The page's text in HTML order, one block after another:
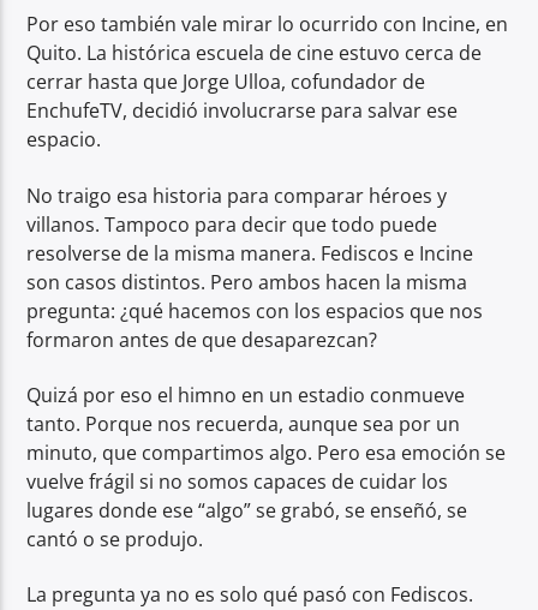
Por eso también vale mirar lo ocurrido con Incine, en
Quito. La histórica escuela de cine estuvo cerca de
cerrar hasta que Jorge Ulloa, cofundador de
EnchufeTV, decidió involucrarse para salvar ese
espacio.
No traigo esa historia para comparar héroes y
villanos. Tampoco para decir que todo puede
resolverse de la misma manera. Fediscos e Incine
son casos distintos. Pero ambos hacen la misma
pregunta: ¿qué hacemos con los espacios que nos
formaron antes de que desaparezcan?
Quizá por eso el himno en un estadio conmueve
tanto. Porque nos recuerda, aunque sea por un
minuto, que compartimos algo. Pero esa emoción se
vuelve frágil si no somos capaces de cuidar los
lugares donde ese “algo” se grabó, se enseñó, se
cantó o se produjo.
La pregunta ya no es solo qué pasó con Fediscos.